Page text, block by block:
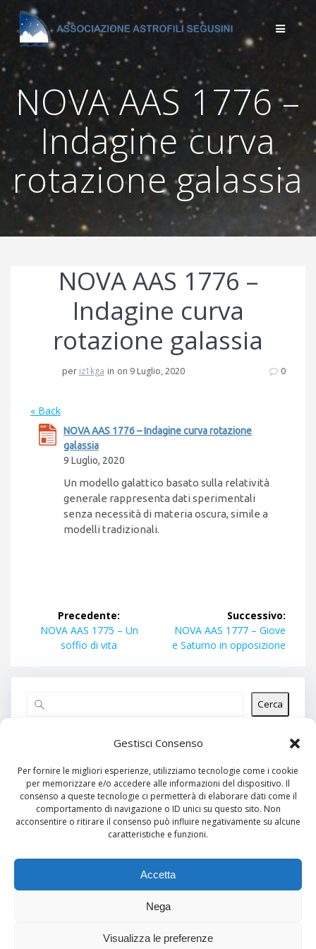
Gestisci Consenso
Per fornire le migliori esperienze, utilizziamo tecnologie come i cookie
per memorizzare e/o accedere alle informazioni del dispositivo. Il
consenso a queste tecnologie ci permetterà di elaborare dati come il
comportamento di navigazione o ID unici su questo sito. Non
acconsentire o ritirare il consenso può influire negativamente su alcune
caratteristiche e funzioni.
Accetta
Nega
Visualizza le preferenze
Salta
al
contenuto
NOVA AAS 1776 –
Indagine curva
rotazione galassia
NOVA AAS 1776 –
Indagine curva
rotazione galassia
per iz1kga in on 9 Luglio, 2020 0
« Back
NOVA AAS 1776 – Indagine curva rotazione
galassia
9 Luglio, 2020
Un modello galattico basato sulla relatività
generale rappresenta dati sperimentali
senza necessità di materia oscura, simile a
modelli tradizionali.
Navigazione
articoli
Precedente:
Articolo
precedente:
NOVA AAS 1775 – Un
soffio di vita
Successivo:
Articolo
successivo:
NOVA AAS 1777 – Giove
e Saturno in opposizione
Cerca
Articoli recenti
Commenti recenti
Nessun commento da mostrare.
Nessun archivio da mostrare.
Categorie
Nessuna categoria